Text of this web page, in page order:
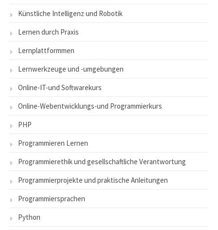
Künstliche Intelligenz und Robotik
Lernen durch Praxis
Lernplattformmen
Lernwerkzeuge und -umgebungen
Online-IT-und Softwarekurs
Online-Webentwicklungs-und Programmierkurs
PHP
Programmieren Lernen
Programmierethik und gesellschaftliche Verantwortung
Programmierprojekte und praktische Anleitungen
Programmiersprachen
Python